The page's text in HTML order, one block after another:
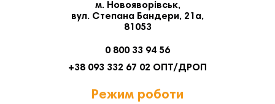
м. Новояворівськ,
вул. Степана Бандери, 21а,
81053
0 800 33 94 56
+38 093 332 67 02 ОПТ/ДРОП
Режим роботи